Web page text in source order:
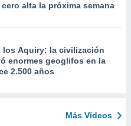
alta la próxima semana
los Aquiry: la civilización
enormes geoglifos en la
2.500 años
Más Vídeos